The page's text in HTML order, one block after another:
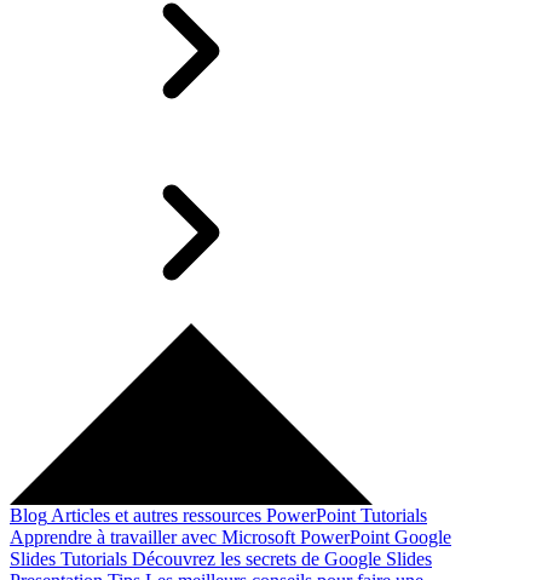
Blog Articles et autres ressources PowerPoint Tutorials
Apprendre à travailler avec Microsoft PowerPoint Google
Slides Tutorials Découvrez les secrets de Google Slides